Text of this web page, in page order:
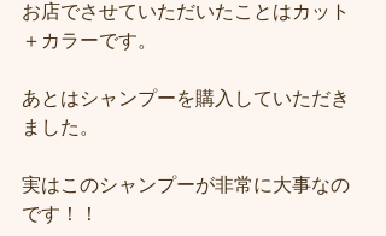
お店でさせていただいたことはカット
＋カラーです。
あとはシャンプーを購入していただき
ました。
実はこのシャンプーが非常に大事なの
です！！